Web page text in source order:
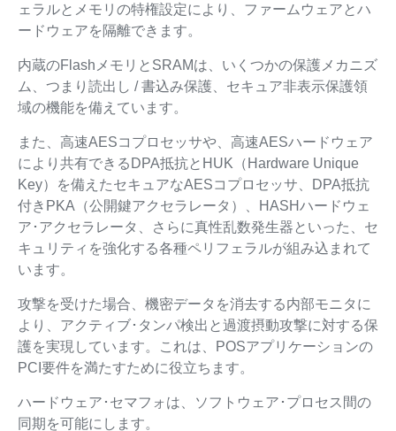
ェラルとメモリの特権設定により、ファームウェアとハ
ードウェアを隔離できます。
内蔵のFlashメモリとSRAMは、いくつかの保護メカニズ
ム、つまり読出し / 書込み保護、セキュア非表示保護領
域の機能を備えています。
また、高速AESコプロセッサや、高速AESハードウェア
により共有できるDPA抵抗とHUK（Hardware Unique
Key）を備えたセキュアなAESコプロセッサ、DPA抵抗
付きPKA（公開鍵アクセラレータ）、HASHハードウェ
ア･アクセラレータ、さらに真性乱数発生器といった、セ
キュリティを強化する各種ペリフェラルが組み込まれて
います。
攻撃を受けた場合、機密データを消去する内部モニタに
より、アクティブ･タンパ検出と過渡摂動攻撃に対する保
護を実現しています。これは、POSアプリケーションの
PCI要件を満たすために役立ちます。
ハードウェア･セマフォは、ソフトウェア･プロセス間の
同期を可能にします。